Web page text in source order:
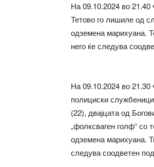
На 09.10.2024 во 21.40
Тетово го лишиле од
одземена марихуана.
него ќе следува
На 09.10.2024 во 21.30
полициски
(22), двајцата од
„фолксваген голф“ со
одземена марихуана.
следува соодветен